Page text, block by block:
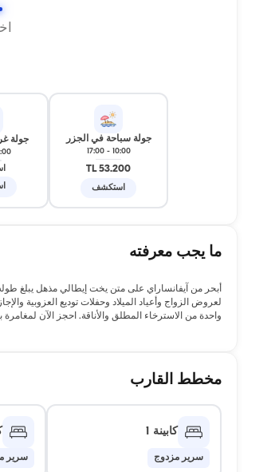
جولة سباحة في الجزر
10:00
-
17:00
53.200 TL
استكشف
جولة
ما يجب معرفته
لعروض الزواج وأعياد الميلاد وحفلات توديع
واحدة من الاسترخاء المطلق والأناقة. احجز الآن لمغامرة
مخطط القارب
كابينة 1
سرير مزدوج سرير